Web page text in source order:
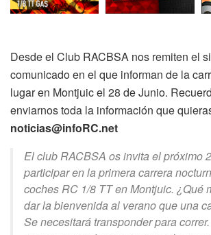
Desde el Club RACBSA nos remiten el
comunicado en el que informan de la
lugar en Montjuic el 28 de Junio.
enviarnos toda la información que
noticias@infoRC.net
El club RACBSA os invita el próximo
participar en la primera carrera
coches RC 1/8 TT en Montjuic. ¿Qué
dar la bienvenida al verano que una
Se necesitará transponder para